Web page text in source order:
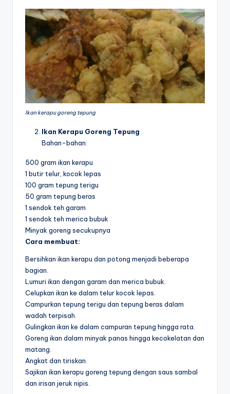
Ikan kerapu goreng tepung
Ikan Kerapu Goreng Tepung
Bahan-bahan:
500 gram ikan kerapu
1 butir telur, kocok lepas
100 gram tepung terigu
50 gram tepung beras
1 sendok teh garam
1 sendok teh merica bubuk
Minyak goreng secukupnya
Cara membuat:
Bersihkan ikan kerapu dan potong menjadi beberapa
bagian.
Lumuri ikan dengan garam dan merica bubuk.
Celupkan ikan ke dalam telur kocok lepas.
Campurkan tepung terigu dan tepung beras dalam
wadah terpisah.
Gulingkan ikan ke dalam campuran tepung hingga rata.
Goreng ikan dalam minyak panas hingga kecokelatan dan
matang.
Angkat dan tiriskan.
Sajikan ikan kerapu goreng tepung dengan saus sambal
dan irisan jeruk nipis.